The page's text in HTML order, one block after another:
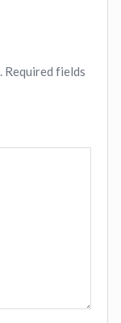
Required fields